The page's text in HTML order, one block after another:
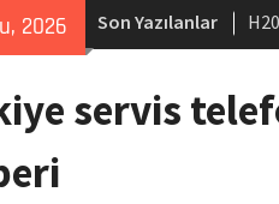
2026 Son Yazılanlar
servis